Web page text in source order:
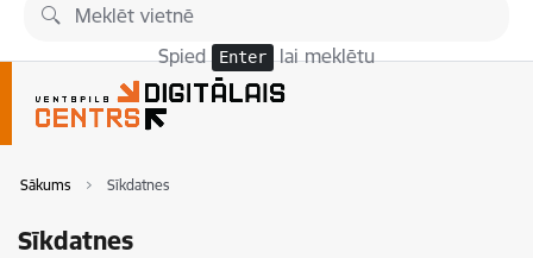
Pāriet uz lapas saturu
Spied Enter lai meklētu
Sākums Sīkdatnes
Sīkdatnes